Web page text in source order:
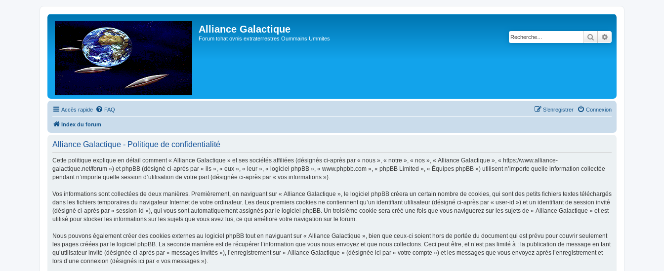
Alliance Galactique
Forum tchat ovnis extraterrestres Oummains Ummites Rechercher
Accès rapide FAQ Connexion
S’enregistrer
Index du forum
Alliance Galactique - Politique de confidentialité
Cette politique explique en détail comment « Alliance Galactique » et ses sociétés affiliées (désignés ci-après par « nous », « notre », « nos », « Alliance Galactique », « https://www.alliance-
galactique.net/forum ») et phpBB (désigné ci-après par « ils », « eux », « leur », « logiciel phpBB », « www.phpbb.com », « phpBB Limited », « Équipes phpBB ») utilisent n’importe quelle information collectée
pendant n’importe quelle session d’utilisation de votre part (désignée ci-après par « vos informations »).
Vos informations sont collectées de deux manières. Premièrement, en naviguant sur « Alliance Galactique », le logiciel phpBB créera un certain nombre de cookies, qui sont des petits fichiers textes téléchargés
dans les fichiers temporaires du navigateur Internet de votre ordinateur. Les deux premiers cookies ne contiennent qu’un identifiant utilisateur (désigné ci-après par « user-id ») et un identifiant de session invité
(désigné ci-après par « session-id »), qui vous sont automatiquement assignés par le logiciel phpBB. Un troisième cookie sera créé une fois que vous naviguerez sur les sujets de « Alliance Galactique » et est
utilisé pour stocker les informations sur les sujets que vous avez lus, ce qui améliore votre navigation sur le forum.
Nous pouvons également créer des cookies externes au logiciel phpBB tout en naviguant sur « Alliance Galactique », bien que ceux-ci soient hors de portée du document qui est prévu pour couvrir seulement
les pages créées par le logiciel phpBB. La seconde manière est de récupérer l’information que vous nous envoyez et que nous collectons. Ceci peut être, et n’est pas limité à : la publication de message en tant
qu’utilisateur invité (désignée ci-après par « messages invités »), l’enregistrement sur « Alliance Galactique » (désignée ici par « votre compte ») et les messages que vous envoyez après l’enregistrement et
lors d’une connexion (désignés ici par « vos messages »).